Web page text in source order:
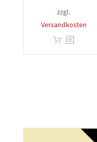
zzgl.
Versandkosten